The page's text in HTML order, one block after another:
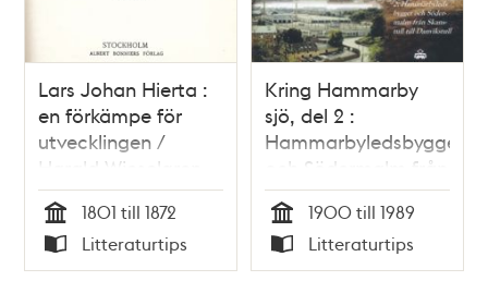
Lars Johan Hierta :
en förkämpe för
utvecklingen /
Harald Wieselgren
Tid
1801 till 1872
Typ
Litteraturtips
Kring Hammarby
sjö, del 2 :
Hammarbyledsbygget
och Södermalm från
Skanstull till
Danvikstull / Hans
Björkman
Tid
1900 till 1989
Typ
Litteraturtips